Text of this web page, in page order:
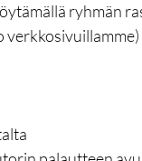
ryhmän
verkkosivuillamme)